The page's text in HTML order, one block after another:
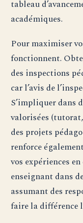
tableau
académiques.
Pour maximiser
fonctionnent.
des inspections
car l’avis de
S’impliquer dans
valorisées
des projets
renforce
vos expériences
enseignant dans
assumant des
faire la différence